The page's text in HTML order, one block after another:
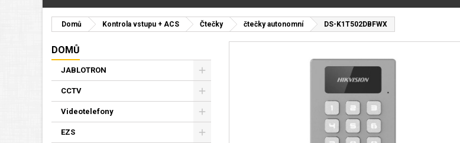
Domů Kontrola vstupu + ACS Čtečky čtečky autonomní DS-K1T502DBFWX
DOMŮ
JABLOTRON
CCTV
Videotelefony
EZS